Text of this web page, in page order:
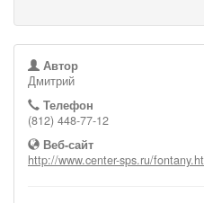
Автор
Дмитрий
Телефон
(812) 448-77-12
Веб-сайт
http://www.center-sps.ru/fontany.ht